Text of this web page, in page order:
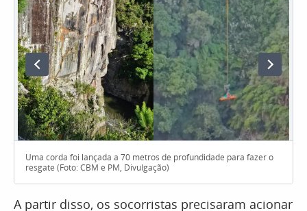
Uma corda foi lançada a 70 metros de profundidade para fazer o
resgate (Foto: CBM e PM, Divulgação)
A partir disso, os socorristas precisaram acionar